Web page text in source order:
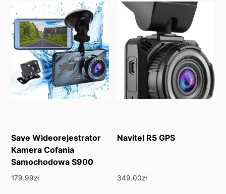
Save Wideorejestrator
Kamera Cofania
Samochodowa S900
179.99zł
Navitel R5 GPS
349.00zł